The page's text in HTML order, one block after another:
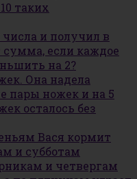
таких
и получил в
если каждое
на 2?
Она надела
пары ножек и на 5
осталось без
Вася кормит
и субботам
и четвергам